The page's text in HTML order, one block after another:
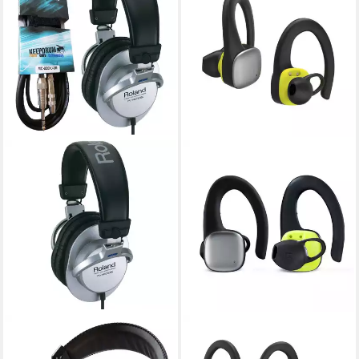
ROLAND AUDIO
Roland RH-200S Silver mit
Wireless Bluetooth Headset,